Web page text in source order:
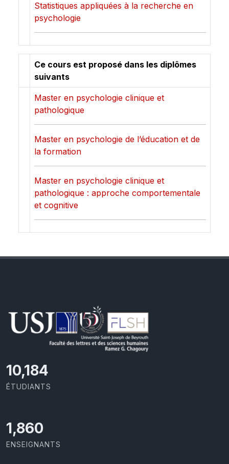
Statistiques appliquées à la recherche en
psychologie
Ce cours est proposé dans les diplômes
suivants
Master en psychologie clinique et
pathologique
Master en psychologie de l’éducation et de
la formation
Master en psychologie clinique et
pathologique : approche comportementale
et cognitive
11,110
ÉTUDIANTS
2,029
ENSEIGNANTS